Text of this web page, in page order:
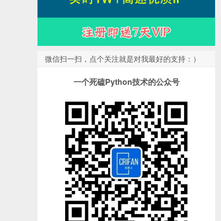
微信扫一扫，点个关注就是对我最好的支持：）
一个死磕Python技术的公众号